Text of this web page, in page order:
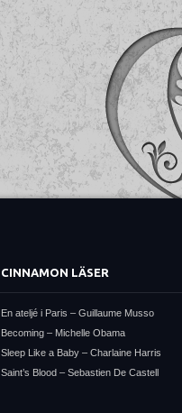
CINNAMON LÄSER
En ateljé i Paris – Guillaume Musso
Becoming – Michelle Obama
Sleep Like a Baby – Charlaine Harris
Saint’s Blood – Sebastien De Castell